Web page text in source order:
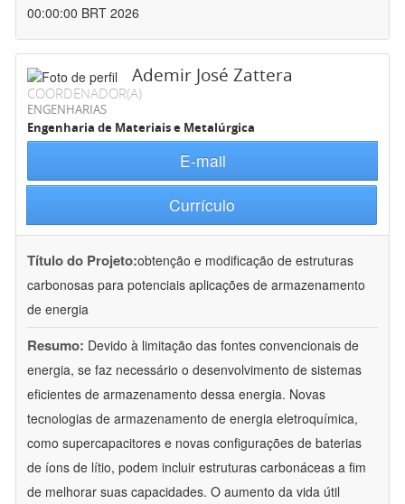
00:00:00 BRT 2026
Ademir José Zattera
COORDENADOR(A)
ENGENHARIAS
Engenharia de Materiais e Metalúrgica
E-mail
Currículo
Título do Projeto:obtenção e modificação de estruturas
carbonosas para potenciais aplicações de armazenamento
de energia
Resumo: Devido à limitação das fontes convencionais de
energia, se faz necessário o desenvolvimento de sistemas
eficientes de armazenamento dessa energia. Novas
tecnologias de armazenamento de energia eletroquímica,
como supercapacitores e novas configurações de baterias
de íons de lítio, podem incluir estruturas carbonáceas a fim
de melhorar suas capacidades. O aumento da vida útil